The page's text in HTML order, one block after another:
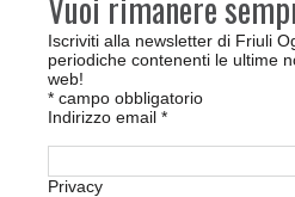
Iscriviti alla newsletter di Friuli
periodiche contenenti le ultime
web!
* campo obbligatorio
Indirizzo email *
Privacy